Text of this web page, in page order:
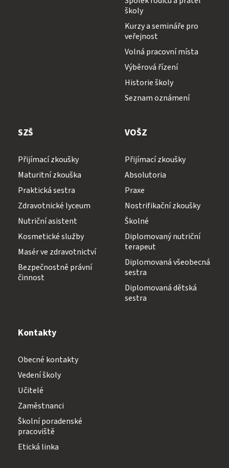
školy
Kurzy a semináře pro
veřejnost
Volná pracovní místa
Výběrová řízení
Historie školy
Seznam oznámení
SZŠ
Přijímací zkoušky
Maturitní zkouška
Praktická sestra
Zdravotnické lyceum
Nutriční asistent
Kosmetické služby
Masér ve zdravotnictví
Bezpečnostně právní
činnost
VOŠZ
Přijímací zkoušky
Absolutoria
Praxe
Nostrifikační zkoušky
Školné
Diplomovaný nutriční
terapeut
Diplomovaná všeobecná
sestra
Diplomovaná dětská
sestra
Kontakty
Obecné kontakty
Vedení školy
Učitelé
Zaměstnanci
Školní poradenské
pracoviště
Etická linka